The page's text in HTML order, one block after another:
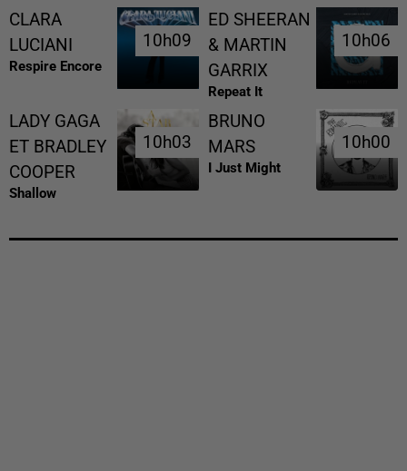
CLARA
LUCIANI
Respire Encore
10h09
10h09
ED SHEERAN
& MARTIN
GARRIX
Repeat It
10h06
10h06
LADY GAGA
ET BRADLEY
COOPER
Shallow
10h03
10h03
BRUNO
MARS
I Just Might
10h00
10h00